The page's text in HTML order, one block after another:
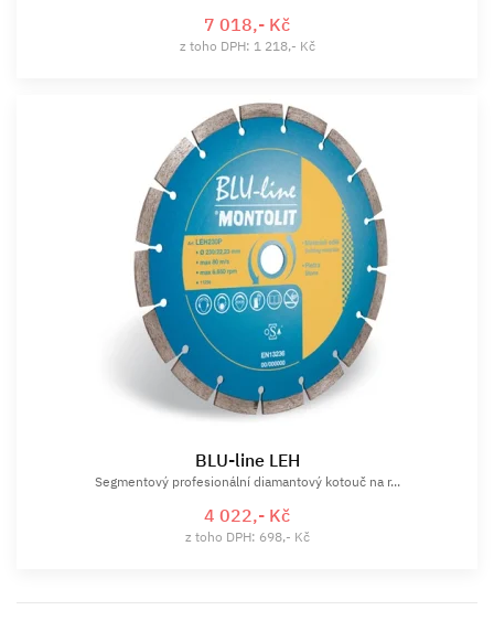
7 018,- Kč
z toho DPH: 1 218,- Kč
BLU-line LEH
Segmentový profesionální diamantový kotouč na r...
4 022,- Kč
z toho DPH: 698,- Kč